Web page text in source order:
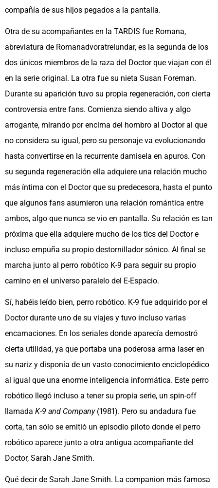
compañía de sus hijos pegados a la pantalla.
Otra de su acompañantes en la TARDIS fue Romana,
abreviatura de Romanadvoratrelundar, es la segunda de los
dos únicos miembros de la raza del Doctor que viajan con él
en la serie original. La otra fue su nieta Susan Foreman.
Durante su aparición tuvo su propia regeneración, con cierta
controversia entre fans. Comienza siendo altiva y algo
arrogante, mirando por encima del hombro al Doctor al que
no considera su igual, pero su personaje va evolucionando
hasta convertirse en la recurrente damisela en apuros. Con
su segunda regeneración ella adquiere una relación mucho
más íntima con el Doctor que su predecesora, hasta el punto
que algunos fans asumieron una relación romántica entre
ambos, algo que nunca se vio en pantalla. Su relación es tan
próxima que ella adquiere mucho de los tics del Doctor e
incluso empuña su propio destornillador sónico. Al final se
marcha junto al perro robótico K-9 para seguir su propio
camino en el universo paralelo del E-Espacio.
Sí, habéis leído bien, perro robótico. K-9 fue adquirido por el
Doctor durante uno de su viajes y tuvo incluso varias
encarnaciones. En los seriales donde aparecía demostró
cierta utilidad, ya que portaba una poderosa arma laser en
su nariz y disponía de un vasto conocimiento enciclopédico
al igual que una enorme inteligencia informática. Este perro
robótico llegó incluso a tener su propia serie, un spin-off
llamada K-9 and Company (1981). Pero su andadura fue
corta, tan sólo se emitió un episodio piloto donde el perro
robótico aparece junto a otra antigua acompañante del
Doctor, Sarah Jane Smith.
Qué decir de Sarah Jane Smith. La companion más famosa